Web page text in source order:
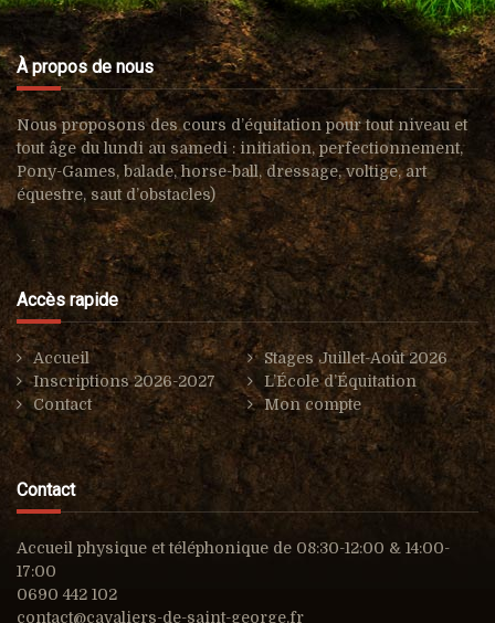
À propos de nous
Nous proposons des cours d’équitation pour tout niveau et
tout âge du lundi au samedi : initiation, perfectionnement,
Pony-Games, balade, horse-ball, dressage, voltige, art
équestre, saut d’obstacles)
Accès rapide
Accueil
Stages Juillet-Août 2026
Inscriptions 2026-2027
L’École d’Équitation
Contact
Mon compte
Contact
Accueil physique et téléphonique de 08:30-12:00 & 14:00-
17:00
0690 442 102
contact@cavaliers-de-saint-george.fr